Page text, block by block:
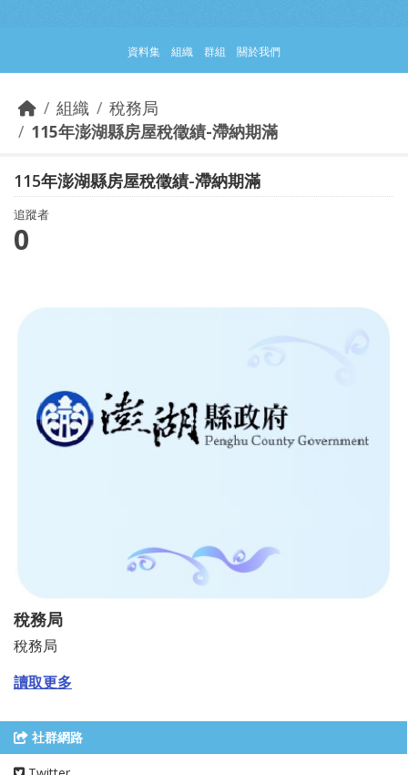
資料集 組織 群組 關於我們
組織
稅務局
115年澎湖縣房屋稅徵績-滯納期滿
115年澎湖縣房屋稅徵績-滯納期滿
追蹤者
0
稅務局
稅務局
讀取更多
社群網路